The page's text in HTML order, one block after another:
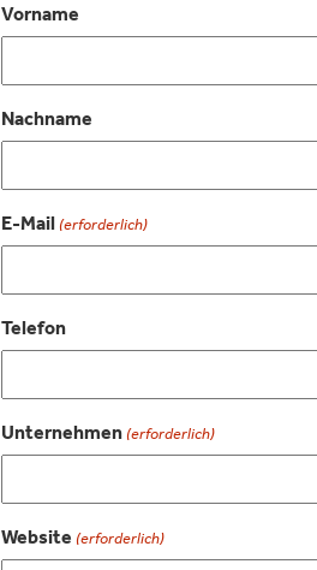
Vorname
Nachname
E-Mail (erforderlich)
Telefon
Unternehmen (erforderlich)
Website (erforderlich)